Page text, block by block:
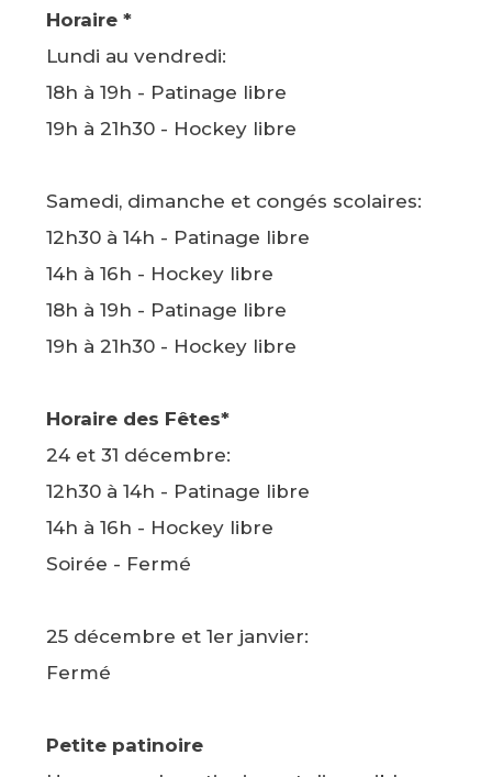
Horaire *
Lundi au vendredi:
18h à 19h - Patinage libre
19h à 21h30 - Hockey libre
Samedi, dimanche et congés scolaires:
12h30 à 14h - Patinage libre
14h à 16h - Hockey libre
18h à 19h - Patinage libre
19h à 21h30 - Hockey libre
Horaire des Fêtes*
24 et 31 décembre:
12h30 à 14h - Patinage libre
14h à 16h - Hockey libre
Soirée - Fermé
25 décembre et 1er janvier:
Fermé
Petite patinoire